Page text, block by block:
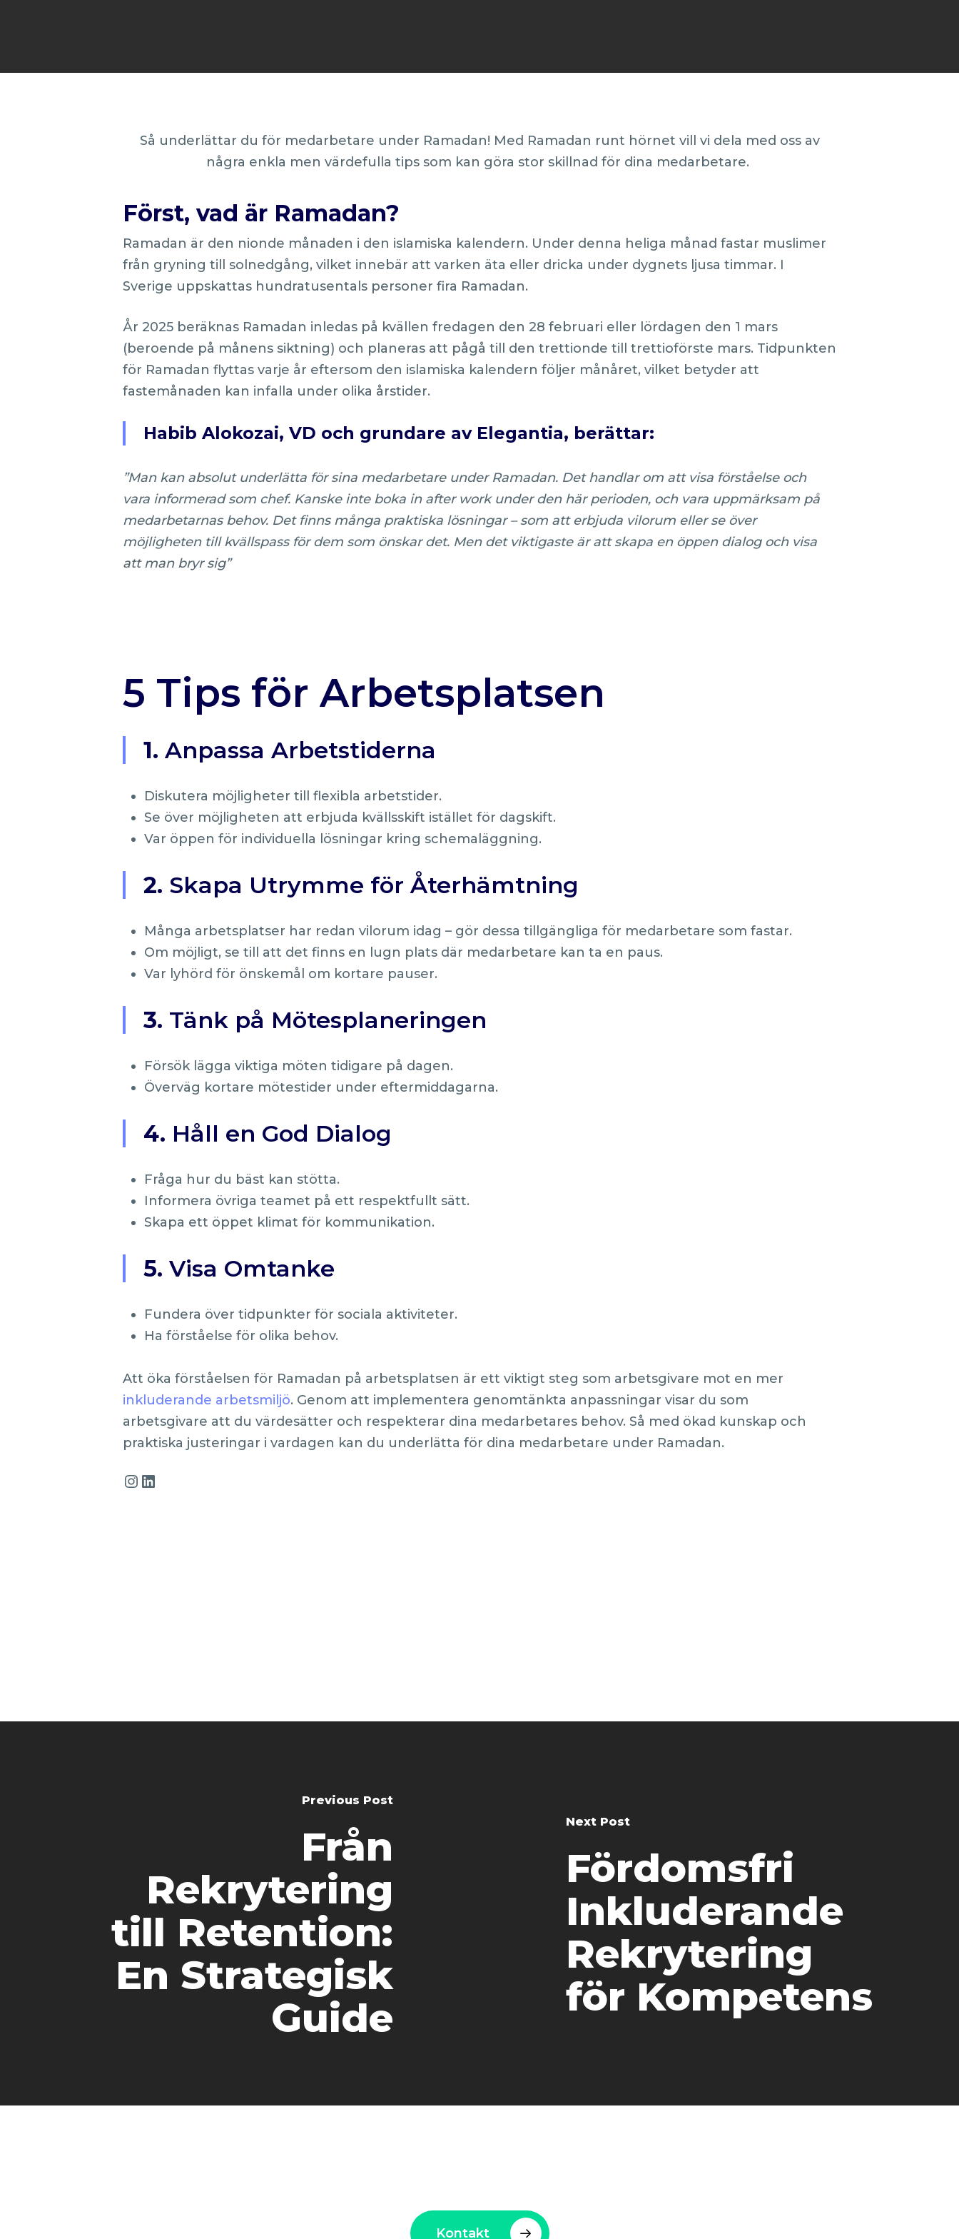
Så underlättar du för medarbetare under Ramadan! Med Ramadan runt hörnet vill vi dela med oss av
några enkla men värdefulla tips som kan göra stor skillnad för dina medarbetare.
Först, vad är Ramadan?
Ramadan är den nionde månaden i den islamiska kalendern. Under denna heliga månad fastar muslimer
från gryning till solnedgång, vilket innebär att varken äta eller dricka under dygnets ljusa timmar. I
Sverige uppskattas hundratusentals personer fira Ramadan.
År 2025 beräknas Ramadan inledas på kvällen fredagen den 28 februari eller lördagen den 1 mars
(beroende på månens siktning) och planeras att pågå till den trettionde till trettioförste mars. Tidpunkten
för Ramadan flyttas varje år eftersom den islamiska kalendern följer månåret, vilket betyder att
fastemånaden kan infalla under olika årstider.
Habib Alokozai, VD och grundare av Elegantia, berättar:
”Man kan absolut underlätta för sina medarbetare under Ramadan. Det handlar om att visa förståelse och
vara informerad som chef. Kanske inte boka in after work under den här perioden, och vara uppmärksam på
medarbetarnas behov. Det finns många praktiska lösningar – som att erbjuda vilorum eller se över
möjligheten till kvällspass för dem som önskar det. Men det viktigaste är att skapa en öppen dialog och visa
att man bryr sig”
5 Tips för Arbetsplatsen
1. Anpassa Arbetstiderna
Diskutera möjligheter till flexibla arbetstider.
Se över möjligheten att erbjuda kvällsskift istället för dagskift.
Var öppen för individuella lösningar kring schemaläggning.
2. Skapa Utrymme för Återhämtning
Många arbetsplatser har redan vilorum idag – gör dessa tillgängliga för medarbetare som fastar.
Om möjligt, se till att det finns en lugn plats där medarbetare kan ta en paus.
Var lyhörd för önskemål om kortare pauser.
3. Tänk på Mötesplaneringen
Försök lägga viktiga möten tidigare på dagen.
Överväg kortare mötestider under eftermiddagarna.
4. Håll en God Dialog
Fråga hur du bäst kan stötta.
Informera övriga teamet på ett respektfullt sätt.
Skapa ett öppet klimat för kommunikation.
5. Visa Omtanke
Fundera över tidpunkter för sociala aktiviteter.
Ha förståelse för olika behov.
Att öka förståelsen för Ramadan på arbetsplatsen är ett viktigt steg som arbetsgivare mot en mer
inkluderande arbetsmiljö. Genom att implementera genomtänkta anpassningar visar du som
arbetsgivare att du värdesätter och respekterar dina medarbetares behov. Så med ökad kunskap och
praktiska justeringar i vardagen kan du underlätta för dina medarbetare under Ramadan.
Instagram
LinkedIn
Previous Post
Från
Rekrytering
till Retention:
En Strategisk
Guide
Next Post
Fördomsfri
Inkluderande
Rekrytering
för Kompetens
Kontakt